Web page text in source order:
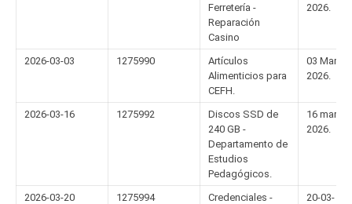
Ferretería -
Reparación
Casino
2026.
2026-03-03 1275990
Artículos
Alimenticios para
CEFH.
03 Marzo
2026.
2026-03-16 1275992
Discos SSD de
240 GB -
Departamento de
Estudios
Pedagógicos.
16 marzo
2026.
2026-03-20 1275994
Credenciales -
20-03-